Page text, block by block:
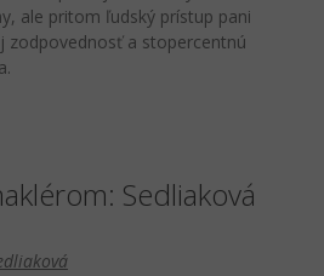
ale pritom ľudský prístup pani
zodpovednosť a stopercentnú
Sedliaková